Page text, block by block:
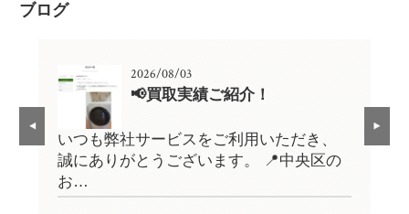
ブログ
2026/08/03
📢買取実績ご紹介！
いつも弊社サービスをご利用いただき、
誠にありがとうございます。 📍中央区の
お…